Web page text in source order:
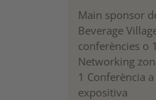
Main sponsor
Beverage
conferències o
Networking
1 Conferència
expositiva